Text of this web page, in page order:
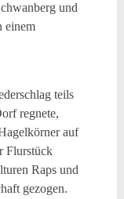
und
einem
teils
regnete,
auf
Flurstück
Raps und
gezogen.